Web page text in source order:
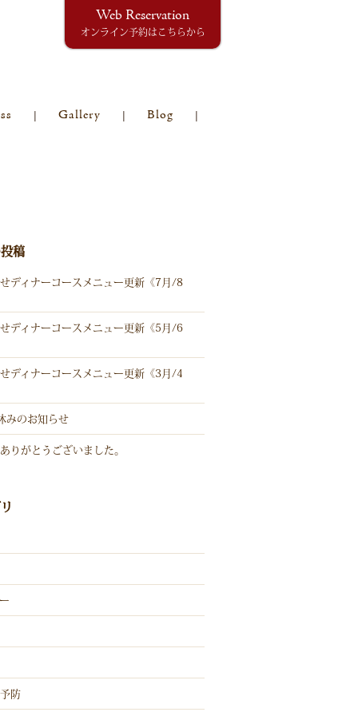
Web Reservation
オンライン予約はこちらから
Gallery Blog
稿
ディナーコースメニュー更新《7月/8
ディナーコースメニュー更新《5月/6
ディナーコースメニュー更新《3月/4
みのお知らせ
りがとうございました。
防